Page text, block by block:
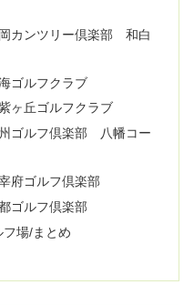
カンツリー倶楽部 和白
ゴルフクラブ
ヶ丘ゴルフクラブ
ゴルフ倶楽部 八幡コー
府ゴルフ倶楽部
ゴルフ倶楽部
フ場/まとめ